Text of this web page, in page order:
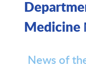
News of